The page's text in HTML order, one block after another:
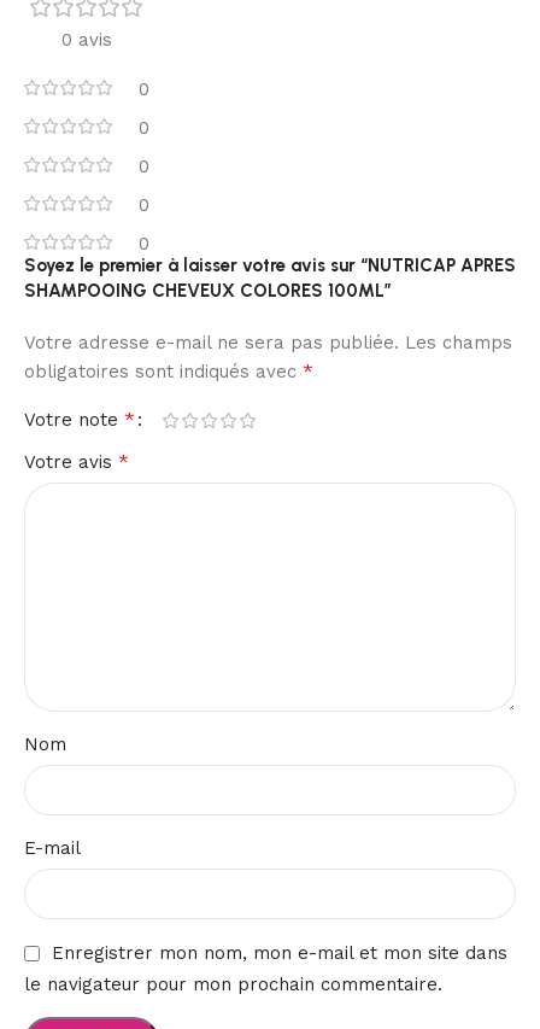
0 avis
0
0
0
0
0
Soyez le premier à laisser votre avis sur “NUTRICAP APRES
SHAMPOOING CHEVEUX COLORES 100ML”
Votre adresse e-mail ne sera pas publiée. Les champs
obligatoires sont indiqués avec *
Votre note *
Votre avis *
Nom
E-mail
Enregistrer mon nom, mon e-mail et mon site dans
le navigateur pour mon prochain commentaire.